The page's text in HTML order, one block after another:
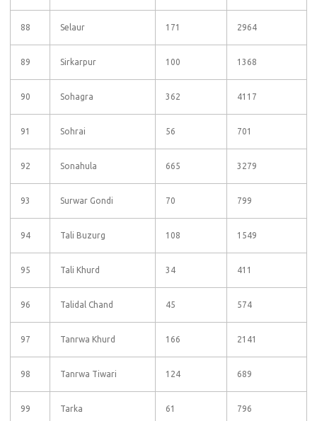
88 Selaur 171 2964
89 Sirkarpur 100 1368
90 Sohagra 362 4117
91 Sohrai 56 701
92 Sonahula 665 3279
93 Surwar Gondi 70 799
94 Tali Buzurg 108 1549
95 Tali Khurd 34 411
96 Talidal Chand 45 574
97 Tanrwa Khurd 166 2141
98 Tanrwa Tiwari 124 689
99 Tarka 61 796